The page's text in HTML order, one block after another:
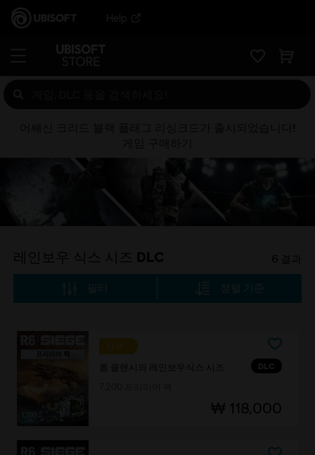
Help
레인보우 식스 시즈 DLC 6 결과
필터 정렬 기준
신규
DLC
톰 클랜시의 레인보우식스 시즈
₩ 118,000